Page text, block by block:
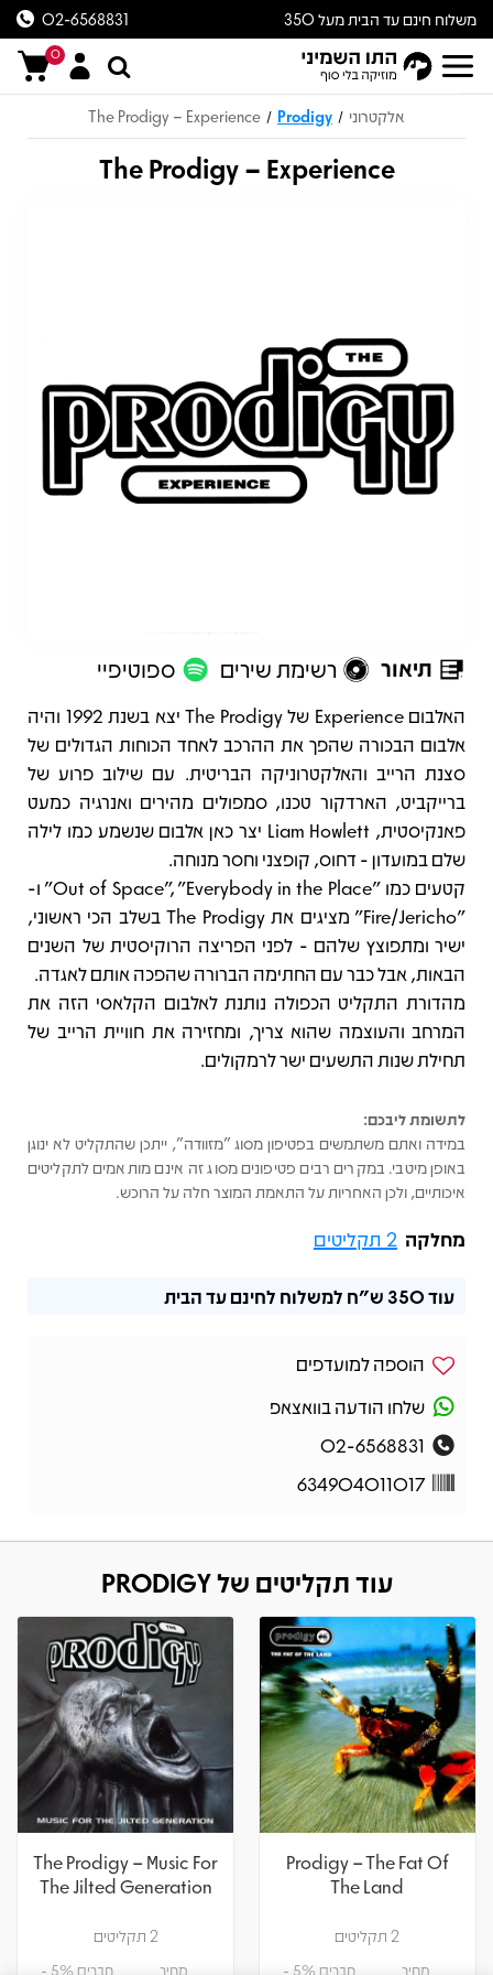
משלוח חינם עד הבית מעל 350
ש״ח
02-6568831
0
אלקטרוני /
Prodigy
/
The Prodigy – Experience
The Prodigy – Experience
תיאור רשימת שירים ספוטיפיי
תיאור
האלבום Experience של The Prodigy יצא בשנת 1992 והיה
אלבום הבכורה שהפך את ההרכב לאחד הכוחות הגדולים של
סצנת הרייב והאלקטרוניקה הבריטית. עם שילוב פרוע של
ברייקביט, הארדקור טכנו, סמפולים מהירים ואנרגיה כמעט
פאנקיסטית, Liam Howlett יצר כאן אלבום שנשמע כמו לילה
שלם במועדון - דחוס, קופצני וחסר מנוחה.
קטעים כמו "Out of Space", "Everybody in the Place" ו-
"Fire/Jericho" מציגים את The Prodigy בשלב הכי ראשוני,
ישיר ומתפוצץ שלהם - לפני הפריצה הרוקיסטית של השנים
הבאות, אבל כבר עם החתימה הברורה שהפכה אותם לאגדה.
מהדורת התקליט הכפולה נותנת לאלבום הקלאסי הזה את
המרחב והעוצמה שהוא צריך, ומחזירה את חוויית הרייב של
תחילת שנות התשעים ישר לרמקולים.
לתשומת ליבכם:
במידה ואתם משתמשים בפטיפון מסוג "מזוודה", ייתכן שהתקליט לא ינוגן
באופן מיטבי. במקרים רבים פטיפונים מסוג זה אינם מותאמים לתקליטים
איכותיים, ולכן האחריות על התאמת המוצר חלה על הרוכש.
מחלקה 2 תקליטים
עוד350 ש"ח למשלוח לחינם עד הבית
הוספה למועדפים
שלחו הודעה בוואצאפ
02-6568831
634904011017
עוד תקליטים של PRODIGY
Prodigy – The Fat Of
The Land
2 תקליטים
מחיר חברים 5% -
The Prodigy – Music For
The Jilted Generation
2 תקליטים
מחיר חברים 5% -